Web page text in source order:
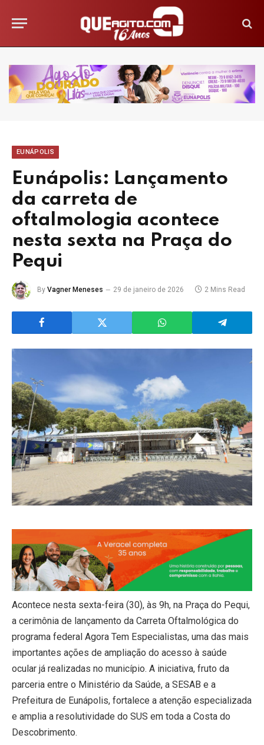
EUNÁPOLIS
Eunápolis: Lançamento
da carreta de
oftalmologia acontece
nesta sexta na Praça do
Pequi
By Vagner Meneses 29 de janeiro de 2026 2 Mins Read
Acontece nesta sexta-feira (30), às 9h, na Praça do Pequi,
a cerimônia de lançamento da Carreta Oftalmológica do
programa federal Agora Tem Especialistas, uma das mais
importantes ações de ampliação do acesso à saúde
ocular já realizadas no município. A iniciativa, fruto da
parceria entre o Ministério da Saúde, a SESAB e a
Prefeitura de Eunápolis, fortalece a atenção especializada
e amplia a resolutividade do SUS em toda a Costa do
Descobrimento.